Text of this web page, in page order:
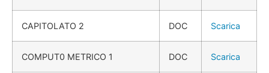
CAPITOLATO 2 DOC Scarica
COMPUT0 METRICO 1 DOC Scarica